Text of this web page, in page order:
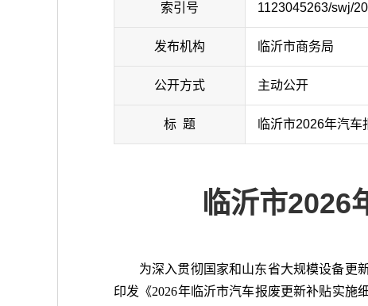
索引号 1123045263/swj/
发布机构 临沂市商务局
公开方式 主动公开
标 题 临沂市2026年汽
临沂市2026
为深入贯彻国家和山东省大规模设备更
印发《2026年临沂市汽车报废更新补贴实施